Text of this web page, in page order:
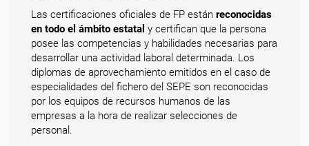
Las certificaciones oficiales de FP están reconocidas
en todo el ámbito estatal y certifican que la persona
posee las competencias y habilidades necesarias para
desarrollar una actividad laboral determinada. Los
diplomas de aprovechamiento emitidos en el caso de
especialidades del fichero del SEPE son reconocidas
por los equipos de recursos humanos de las
empresas a la hora de realizar selecciones de
personal.